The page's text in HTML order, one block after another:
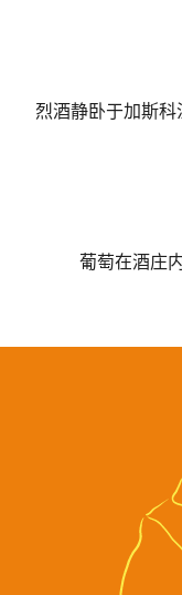
烈酒静卧于加斯
葡萄在酒庄